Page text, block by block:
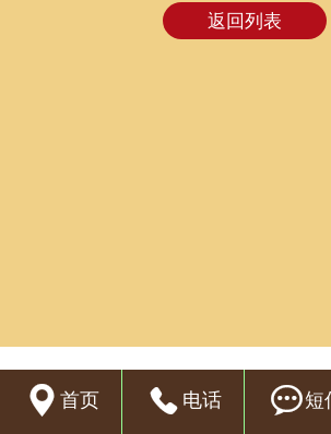
返回列表
 首页  电话 短